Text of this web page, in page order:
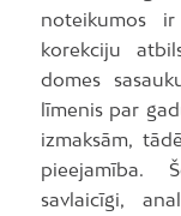
noteikumos
korekciju
domes
līmenis par
izmaksām,
pieejamība.
savlaicīgi,